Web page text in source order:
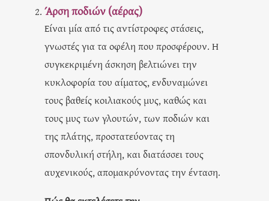
Άρση ποδιών (αέρας)
Είναι μία από τις αντίστροφες στάσεις,
γνωστές για τα οφέλη που προσφέρουν. Η
συγκεκριμένη άσκηση βελτιώνει την
κυκλοφορία του αίματος, ενδυναμώνει
τους βαθείς κοιλιακούς μυς, καθώς και
τους μυς των γλουτών, των ποδιών και
της πλάτης, προστατεύοντας τη
σπονδυλική στήλη, και διατάσσει τους
αυχενικούς, απομακρύνοντας την ένταση.